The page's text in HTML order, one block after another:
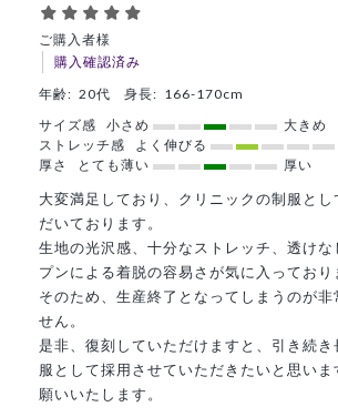
ご購入者様
購入確認済み
年齢: 20代 身長: 166-170cm
サイズ感
小さめ
大きめ
ストレッチ感
よく伸びる
厚さ
とても薄い 厚い
大変満足しており、クリニックの制服とし
だいております。
生地の光沢感、十分なストレッチ、透けな
プンによる着脱の容易さが気に入っており
そのため、生産終了となってしまうのが非
せん。
是非、復刻していただけますと、引き続き
服として採用させていただきたいと思いま
願いいたします。